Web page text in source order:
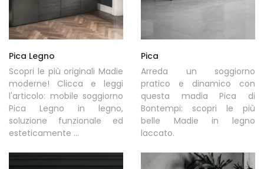
Pica Legno
Scopri le più originali Madie
moderne! Clicca e leggi
l'articolo: mobile soggiorno
Pica Legno in legno,
soluzione funzionale ed
esteticamente ...
Pica
Arreda un soggiorno
pratico e dinamico con
questa madia Pica di
Bontempi: scopri le più
belle Madie in legno
laccato.